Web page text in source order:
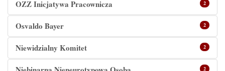
OZZ Inicjatywa Pracownicza 2
Osvaldo Bayer 2
Niewidzialny Komitet 2
2